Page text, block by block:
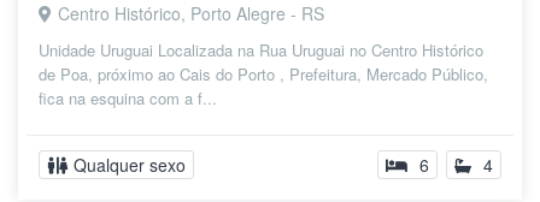
Centro Histórico, Porto Alegre - RS
Unidade Uruguai Localizada na Rua Uruguai no Centro Histórico
de Poa, próximo ao Cais do Porto , Prefeitura, Mercado Público,
fica na esquina com a f...
Qualquer sexo 6 4